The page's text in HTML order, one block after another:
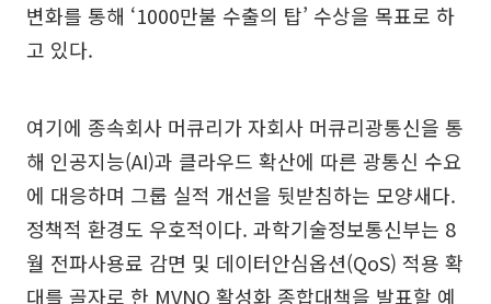
변화를 통해 ‘1000만불 수출의 탑’ 수상을 목표로 하
고 있다.
여기에 종속회사 머큐리가 자회사 머큐리광통신을 통
해 인공지능(AI)과 클라우드 확산에 따른 광통신 수요
에 대응하며 그룹 실적 개선을 뒷받침하는 모양새다.
정책적 환경도 우호적이다. 과학기술정보통신부는 8
월 전파사용료 감면 및 데이터안심옵션(QoS) 적용 확
대를 골자로 한 MVNO 활성화 종합대책을 발표할 예